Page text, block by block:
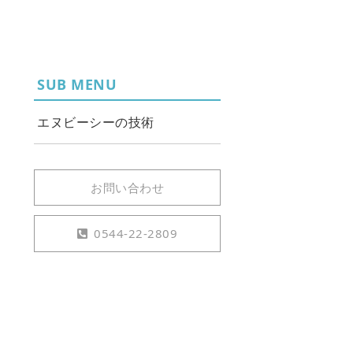
SUB MENU
エヌビーシーの技術
お問い合わせ
0544-22-2809